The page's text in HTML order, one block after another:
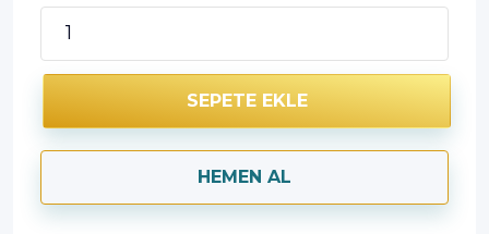
SEPETE EKLE
HEMEN AL